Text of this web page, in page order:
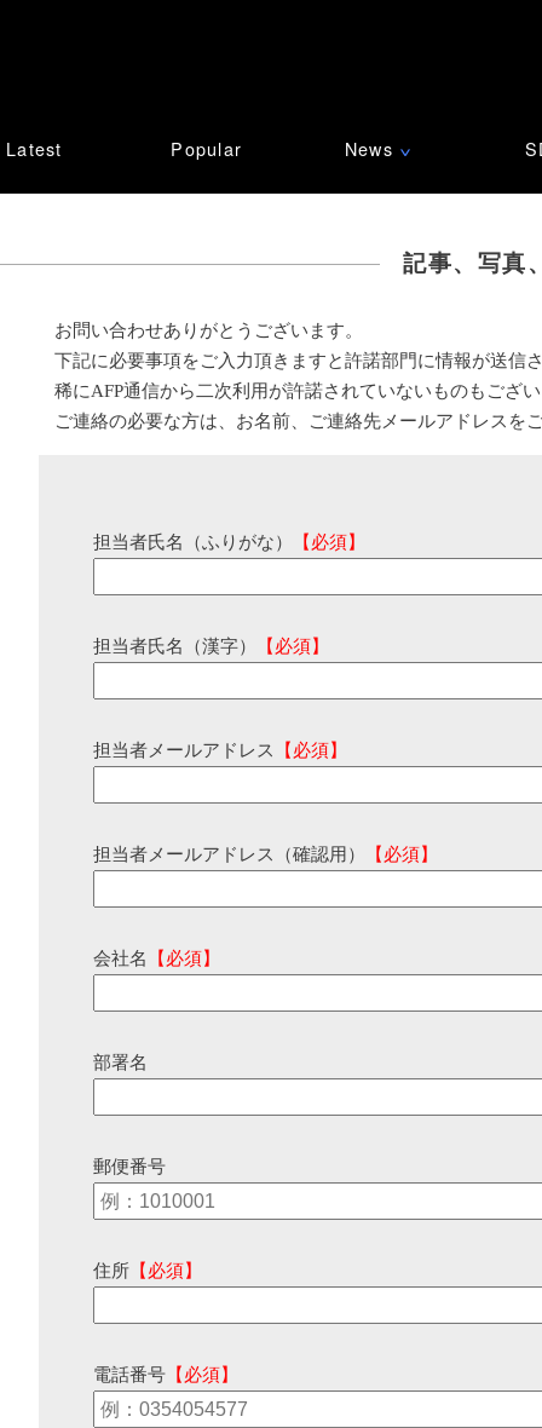
Latest Popular News ∨
記事、写真
お問い合わせありがとうございます。
下記に必要事項をご入力頂きますと許諾部門に情報が送信
稀にAFP通信から二次利用が許諾されていないものもござ
ご連絡の必要な方は、お名前、ご連絡先メールアドレスを
担当者氏名（ふりがな） 【必須】
担当者氏名（漢字） 【必須】
担当者メールアドレス 【必須】
担当者メールアドレス（確認用） 【必須】
会社名 【必須】
部署名
郵便番号
住所 【必須】
電話番号 【必須】